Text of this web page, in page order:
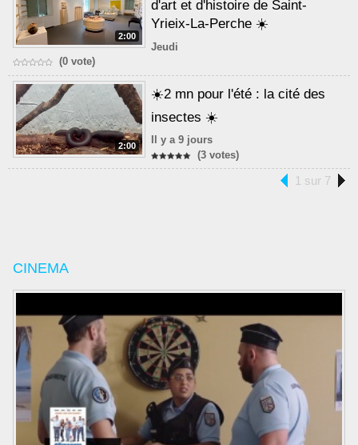
2:00
d'art et d'histoire de Saint-
Yrieix-La-Perche ☀️
Jeudi
(0 vote)
2:00
☀️2 mn pour l'été : la cité des
insectes ☀️
Il y a 9 jours
(3 votes)
1 sur 7
CINEMA